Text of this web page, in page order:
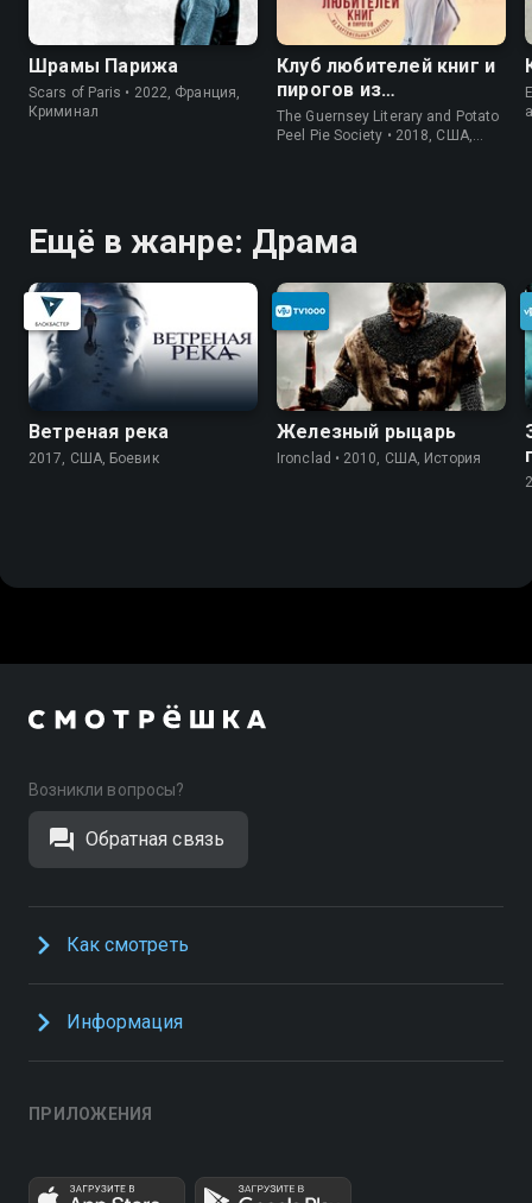
Шрамы Парижа
Scars of Paris • 2022, Франция,
Криминал
Клуб любителей книг и
пирогов из
картофельных
очистков
The Guernsey Literary and Potato
Peel Pie Society • 2018, США,
Ещё в жанре: Драма
Ветреная река
2017, США, Боевик
Железный рыцарь
Ironclad • 2010, США, История
Возникли вопросы?
Обратная связь
Как смотреть
Информация
ПРИЛОЖЕНИЯ